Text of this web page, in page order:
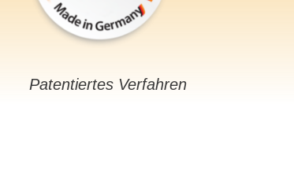
Patentiertes Verfahren